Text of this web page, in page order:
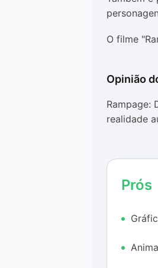
O filme
Opinião
Rampage:
realidade
mundo
do
sociais,
Prós